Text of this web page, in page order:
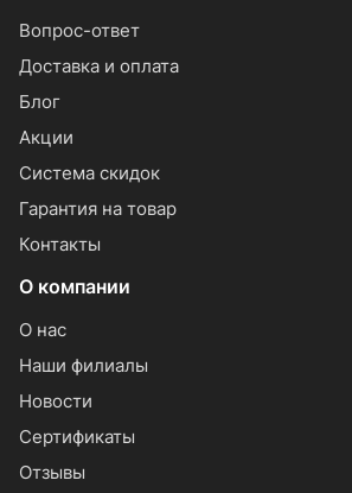
Вопрос-ответ
Доставка и оплата
Блог
Акции
Система скидок
Гарантия на товар
Контакты
О компании
О нас
Наши филиалы
Новости
Сертификаты
Отзывы